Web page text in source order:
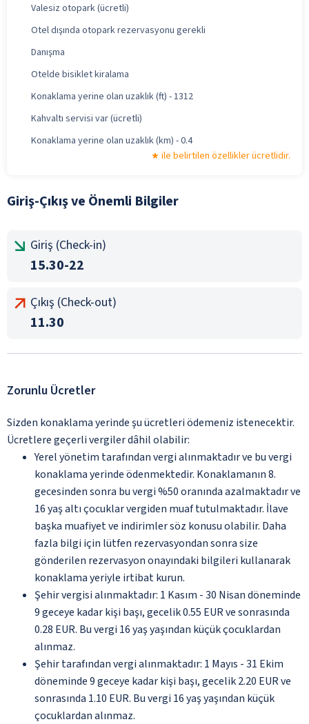
Valesiz otopark (ücretli)
Otel dışında otopark rezervasyonu gerekli
Danışma
Otelde bisiklet kiralama
Konaklama yerine olan uzaklık (ft) - 1312
Kahvaltı servisi var (ücretli)
Konaklama yerine olan uzaklık (km) - 0.4
ile belirtilen özellikler ücretlidir.
Giriş-Çıkış ve Önemli Bilgiler
Giriş (Check-in)
15.30-22
Çıkış (Check-out)
11.30
Zorunlu Ücretler
Sizden konaklama yerinde şu ücretleri ödemeniz istenecektir.
Ücretlere geçerli vergiler dâhil olabilir:
Yerel yönetim tarafından vergi alınmaktadır ve bu vergi
konaklama yerinde ödenmektedir. Konaklamanın 8.
gecesinden sonra bu vergi %50 oranında azalmaktadır ve
16 yaş altı çocuklar vergiden muaf tutulmaktadır. İlave
başka muafiyet ve indirimler söz konusu olabilir. Daha
fazla bilgi için lütfen rezervasyondan sonra size
gönderilen rezervasyon onayındaki bilgileri kullanarak
konaklama yeriyle irtibat kurun.
Şehir vergisi alınmaktadır: 1 Kasım - 30 Nisan döneminde
9 geceye kadar kişi başı, gecelik 0.55 EUR ve sonrasında
0.28 EUR. Bu vergi 16 yaş yaşından küçük çocuklardan
alınmaz.
Şehir tarafından vergi alınmaktadır: 1 Mayıs - 31 Ekim
döneminde 9 geceye kadar kişi başı, gecelik 2.20 EUR ve
sonrasında 1.10 EUR. Bu vergi 16 yaş yaşından küçük
çocuklardan alınmaz.